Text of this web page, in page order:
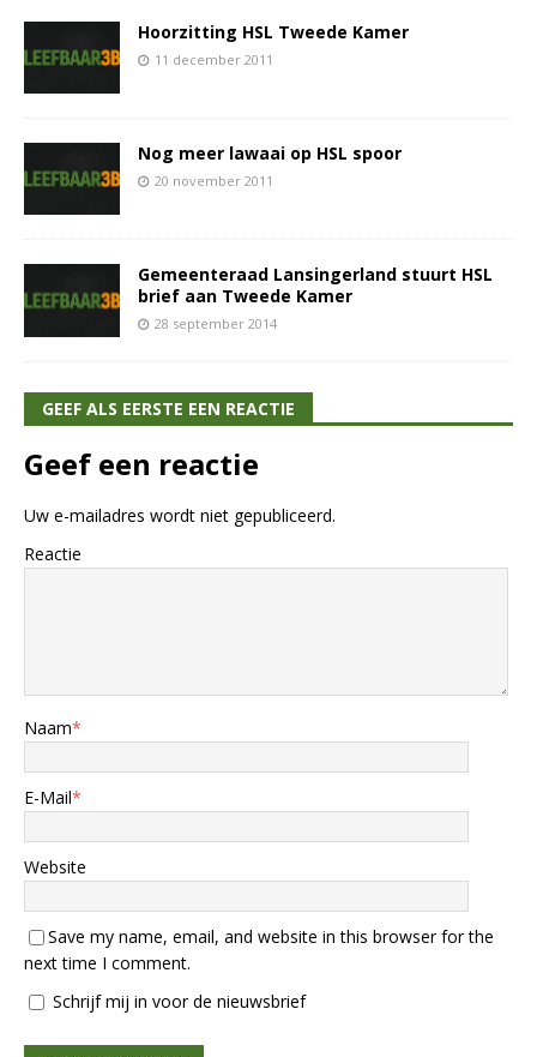
Hoorzitting HSL Tweede Kamer
11 december 2011
Nog meer lawaai op HSL spoor
20 november 2011
Gemeenteraad Lansingerland stuurt HSL
brief aan Tweede Kamer
28 september 2014
GEEF ALS EERSTE EEN REACTIE
Geef een reactie
Uw e-mailadres wordt niet gepubliceerd.
Reactie
Naam*
E-Mail*
Website
Save my name, email, and website in this browser for the
next time I comment.
Schrijf mij in voor de nieuwsbrief